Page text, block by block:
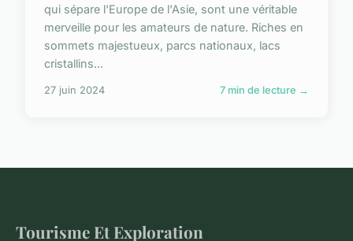
qui sépare l'Europe de l'Asie, sont une véritable
merveille pour les amateurs de nature. Riches en
sommets majestueux, parcs nationaux, lacs
cristallins...
27 juin 2024 7 min de lecture →
Tourisme Et Exploration